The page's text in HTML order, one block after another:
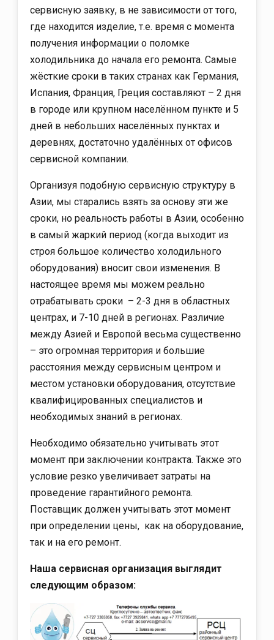
сервисную заявку, в не зависимости от того,
где находится изделие, т.е. время с момента
получения информации о поломке
холодильника до начала его ремонта. Самые
жёсткие сроки в таких странах как Германия,
Испания, Франция, Греция составляют – 2 дня
в городе или крупном населённом пункте и 5
дней в небольших населённых пунктах и
деревнях, достаточно удалённых от офисов
сервисной компании.
Организуя подобную сервисную структуру в
Азии, мы старались взять за основу эти же
сроки, но реальность работы в Азии, особенно
в самый жаркий период (когда выходит из
строя большое количество холодильного
оборудования) вносит свои изменения. В
настоящее время мы можем реально
отрабатывать сроки – 2-3 дня в областных
центрах, и 7-10 дней в регионах. Различие
между Азией и Европой весьма существенно
– это огромная территория и большие
расстояния между сервисным центром и
местом установки оборудования, отсутствие
квалифицированных специалистов и
необходимых знаний в регионах.
Необходимо обязательно учитывать этот
момент при заключении контракта. Также это
условие резко увеличивает затраты на
проведение гарантийного ремонта.
Поставщик должен учитывать этот момент
при определении цены, как на оборудование,
так и на его ремонт.
Наша сервисная организация выглядит
следующим образом: